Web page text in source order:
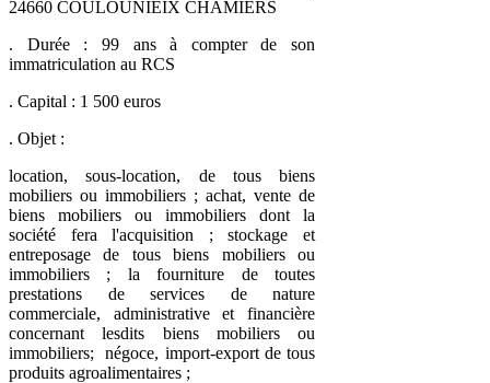
24660 COULOUNIEIX CHAMIERS
. Durée : 99 ans à compter de son
immatriculation au RCS
. Capital : 1 500 euros
. Objet :
location, sous-location, de tous biens
mobiliers ou immobiliers ; achat, vente de
biens mobiliers ou immobiliers dont la
société fera l'acquisition ; stockage et
entreposage de tous biens mobiliers ou
immobiliers ; la fourniture de toutes
prestations de services de nature
commerciale, administrative et financière
concernant lesdits biens mobiliers ou
immobiliers; négoce, import-export de tous
produits agroalimentaires ;